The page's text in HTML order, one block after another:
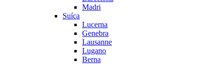
Madri
Suíça
Lucerna
Genebra
Lausanne
Lugano
Berna